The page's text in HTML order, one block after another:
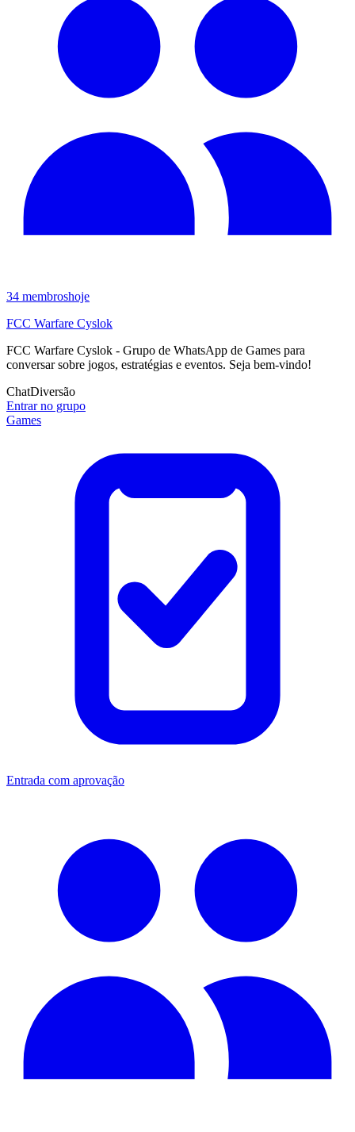
34 membroshoje
FCC Warfare Cyslok
FCC Warfare Cyslok - Grupo de WhatsApp de Games para
conversar sobre jogos, estratégias e eventos. Seja bem-vindo!
ChatDiversão
Entrar no grupo
Games
Entrada com aprovação